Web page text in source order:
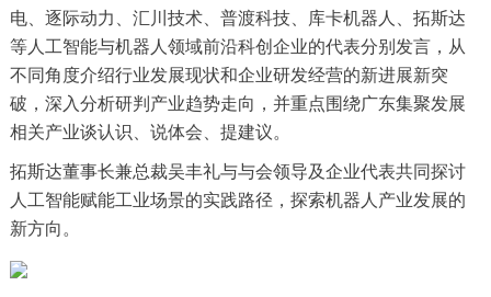
电、逐际动力、汇川技术、普渡科技、库卡机器人、拓斯达
等人工智能与机器人领域前沿科创企业的代表分别发言，从
不同角度介绍行业发展现状和企业研发经营的新进展新突
破，深入分析研判产业趋势走向，并重点围绕广东集聚发展
相关产业谈认识、说体会、提建议。
拓斯达董事长兼总裁吴丰礼与与会领导及企业代表共同探讨
人工智能赋能工业场景的实践路径，探索机器人产业发展的
新方向。